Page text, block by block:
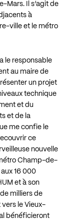
Mars. Il s’agit de
à
ville et le métro
le responsable
au maire de
un projet
technique
et du
et de la
me confie le
ce
nouvelle
Champ-de-
16 000
et à son
milliers de
le Vieux-
bénéficieront